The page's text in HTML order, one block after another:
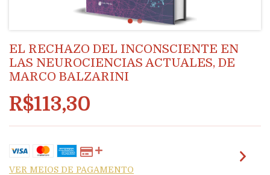
EL RECHAZO DEL INCONSCIENTE EN
LAS NEUROCIENCIAS ACTUALES, DE
MARCO BALZARINI
R$113,30
VER MEIOS DE PAGAMENTO